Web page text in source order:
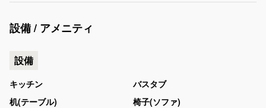
設備 / アメニティ
設備
キッチン
バスタブ
机(テーブル)
椅子(ソファ)